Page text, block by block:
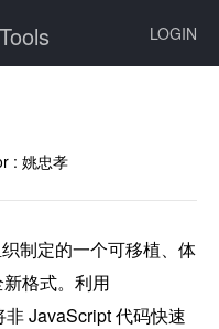
LOGIN
: 姚忠孝
制定的一个可移植、体
格式。利用
JavaScript 代码快速